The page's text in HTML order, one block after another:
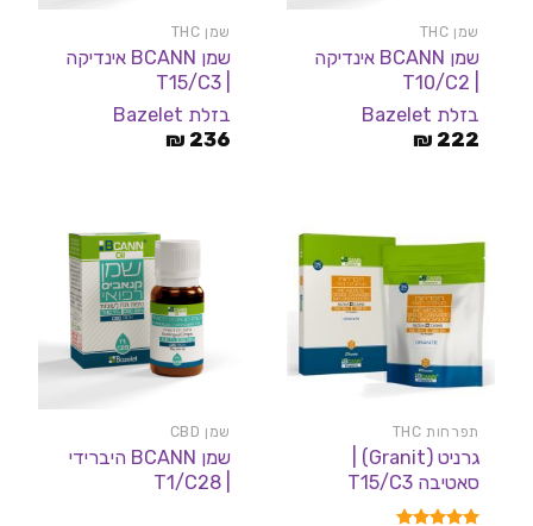
שמן THC
שמן BCANN אינדיקה
בזלת Bazelet
222
₪
שמן THC
שמן BCANN אינדיקה
| T15/C3
בזלת Bazelet
236
₪
תפרחות THC
גרניט (Granit) |
סאטיבה T15/C3
שמן CBD
שמן BCANN היברידי
| T1/C28